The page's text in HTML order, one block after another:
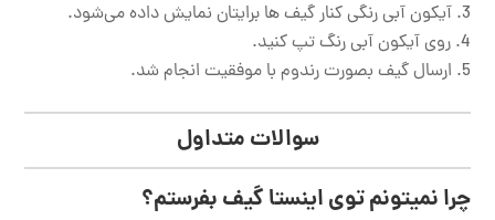
آیکون آبی رنگی کنار گیف ها برایتان نمایش داده می‌شود.
روی آیکون آبی رنگ تپ کنید.
ارسال گیف بصورت رندوم با موفقیت انجام شد.
سوالات متداول
چرا نمیتونم توی اینستا گیف بفرستم؟